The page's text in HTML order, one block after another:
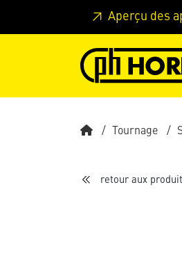
Skip to main content Passer à
Aperçu des
Tournage
retour aux